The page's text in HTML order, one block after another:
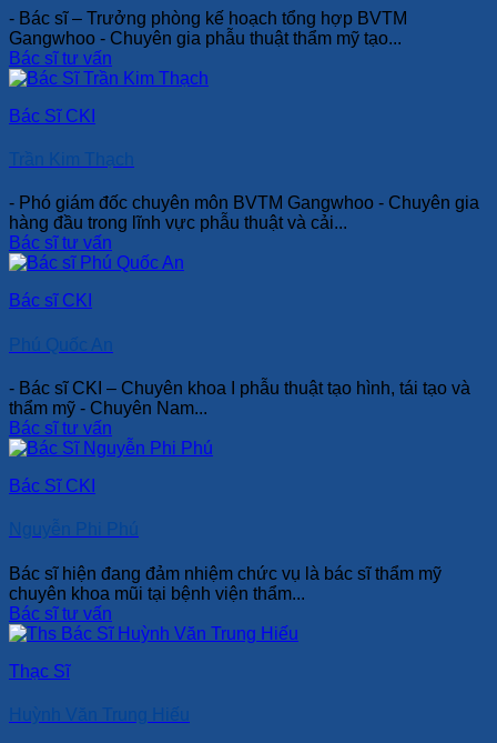
- Bác sĩ – Trưởng phòng kế hoạch tổng hợp BVTM
Gangwhoo - Chuyên gia phẫu thuật thẩm mỹ tạo...
Bác sĩ tư vấn
Bác Sĩ CKI
Trần Kim Thạch
- Phó giám đốc chuyên môn BVTM Gangwhoo - Chuyên gia
hàng đầu trong lĩnh vực phẫu thuật và cải...
Bác sĩ tư vấn
Bác sĩ CKI
Phú Quốc An
- Bác sĩ CKI – Chuyên khoa I phẫu thuật tạo hình, tái tạo và
thẩm mỹ - Chuyên Nam...
Bác sĩ tư vấn
Bác Sĩ CKI
Nguyễn Phi Phú
Bác sĩ hiện đang đảm nhiệm chức vụ là bác sĩ thẩm mỹ
chuyên khoa mũi tại bệnh viện thẩm...
Bác sĩ tư vấn
Thạc Sĩ
Huỳnh Văn Trung Hiếu